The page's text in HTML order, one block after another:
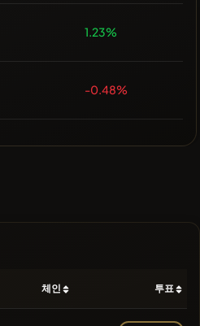
1.23%
-0.48%
체인 투표